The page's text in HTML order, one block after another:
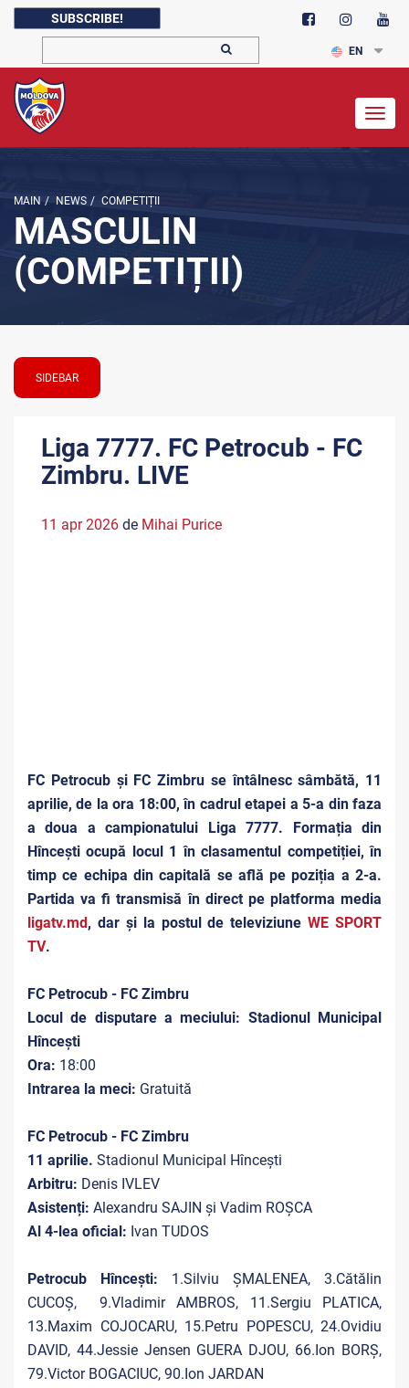
SUBSCRIBE!
EN
MAIN / NEWS / COMPETIȚII
MASCULIN
(COMPETIȚII)
SIDEBAR
Liga 7777. FC Petrocub - FC
Zimbru. LIVE
11 apr 2026 de Mihai Purice
FC Petrocub și FC Zimbru se întâlnesc sâmbătă, 11
aprilie, de la ora 18:00, în cadrul etapei a 5-a din faza
a doua a campionatului Liga 7777. Formația din
Hîncești ocupă locul 1 în clasamentul competiției, în
timp ce echipa din capitală se află pe poziția a 2-a.
Partida va fi transmisă în direct pe platforma media
ligatv.md , dar și la postul de televiziuneWE SPORT
TV.
FC Petrocub - FC Zimbru
Locul de disputare a meciului: Stadionul Municipal
Hîncești
Ora: 18:00
Intrarea la meci: Gratuită
FC Petrocub - FC Zimbru
11 aprilie. Stadionul Municipal Hîncești
Arbitru: Denis IVLEV
Asistenți: Alexandru SAJIN și Vadim ROȘCA
Al 4-lea oficial: Ivan TUDOS
Petrocub Hîncești: 1.Silviu ȘMALENEA, 3.Cătălin
CUCOȘ, 9.Vladimir AMBROS, 11.Sergiu PLATICA,
13.Maxim COJOCARU, 15.Petru POPESCU, 24.Ovidiu
DAVID, 44.Jessie Jensen GUERA DJOU, 66.Ion BORȘ,
79.Victor BOGACIUC, 90.Ion JARDAN